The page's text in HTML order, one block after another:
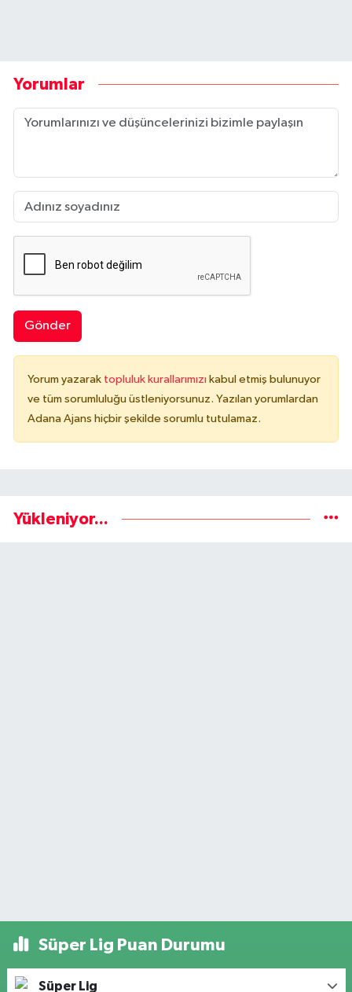
Yorumlar
Gönder
Yorum yazarak topluluk kurallarımızı kabul etmiş bulunuyor
ve tüm sorumluluğu üstleniyorsunuz. Yazılan yorumlardan
Adana Ajans hiçbir şekilde sorumlu tutulamaz.
Yükleniyor...
Süper Lig Puan Durumu
Süper Lig